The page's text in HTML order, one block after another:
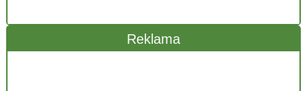
Reklama